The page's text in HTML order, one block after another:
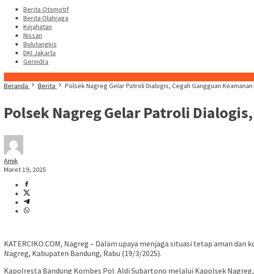
Berita Otomotif
Berita Olahraga
Kejahatan
Nissan
Bulutangkis
DKI Jakarta
Gerindra
Beranda
Berita Polsek Nagreg Gelar Patroli Dialogis, Cegah Gangguan Keamanan
Polsek Nagreg Gelar Patroli
Amik
Maret 19, 2025
KATERCIKO.COM, Nagreg – Dalam upaya menjaga situasi tetap aman
Nagreg, Kabupaten Bandung, Rabu (19/3/2025).
Kapolresta Bandung Kombes Pol. Aldi Subartono melalui Kapolsek